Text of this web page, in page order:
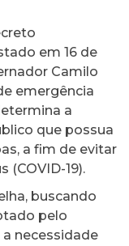
em 16 de
Camilo
emergência
a
que possua
a fim de evitar
(COVID-19).
buscando
pelo
necessidade